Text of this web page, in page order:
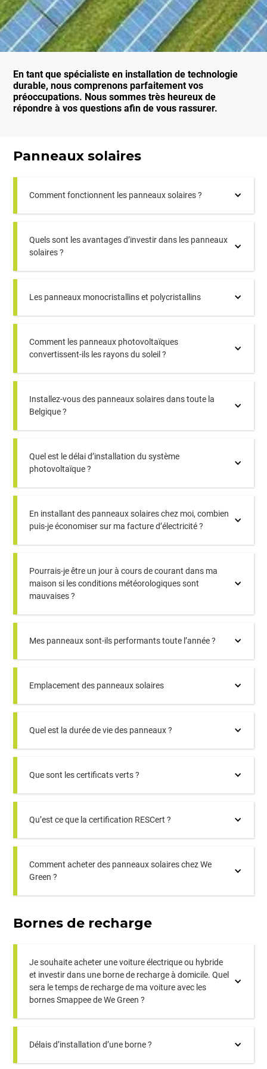
En tant que spécialiste en installation de technologie
durable, nous comprenons parfaitement vos
préoccupations. Nous sommes très heureux de
répondre à vos questions afin de vous rassurer.
Panneaux solaires
Comment fonctionnent les panneaux solaires ?
Quels sont les avantages d’investir dans les panneaux
solaires ?
Les panneaux monocristallins et polycristallins
Comment les panneaux photovoltaïques
convertissent-ils les rayons du soleil ?
Installez-vous des panneaux solaires dans toute la
Belgique ?
Quel est le délai d’installation du système
photovoltaïque ?
En installant des panneaux solaires chez moi, combien
puis-je économiser sur ma facture d’électricité ?
Pourrais-je être un jour à cours de courant dans ma
maison si les conditions météorologiques sont
mauvaises ?
Mes panneaux sont-ils performants toute l’année ?
Emplacement des panneaux solaires
Quel est la durée de vie des panneaux ?
Que sont les certificats verts ?
Qu’est ce que la certification RESCert ?
Comment acheter des panneaux solaires chez We
Green ?
Bornes de recharge
Je souhaite acheter une voiture électrique ou hybride
et investir dans une borne de recharge à domicile. Quel
sera le temps de recharge de ma voiture avec les
bornes Smappee de We Green ?
Délais d’installation d’une borne ?